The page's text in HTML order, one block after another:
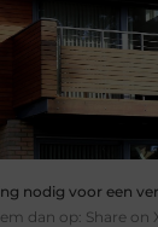
nodig voor een
dan op: Share on